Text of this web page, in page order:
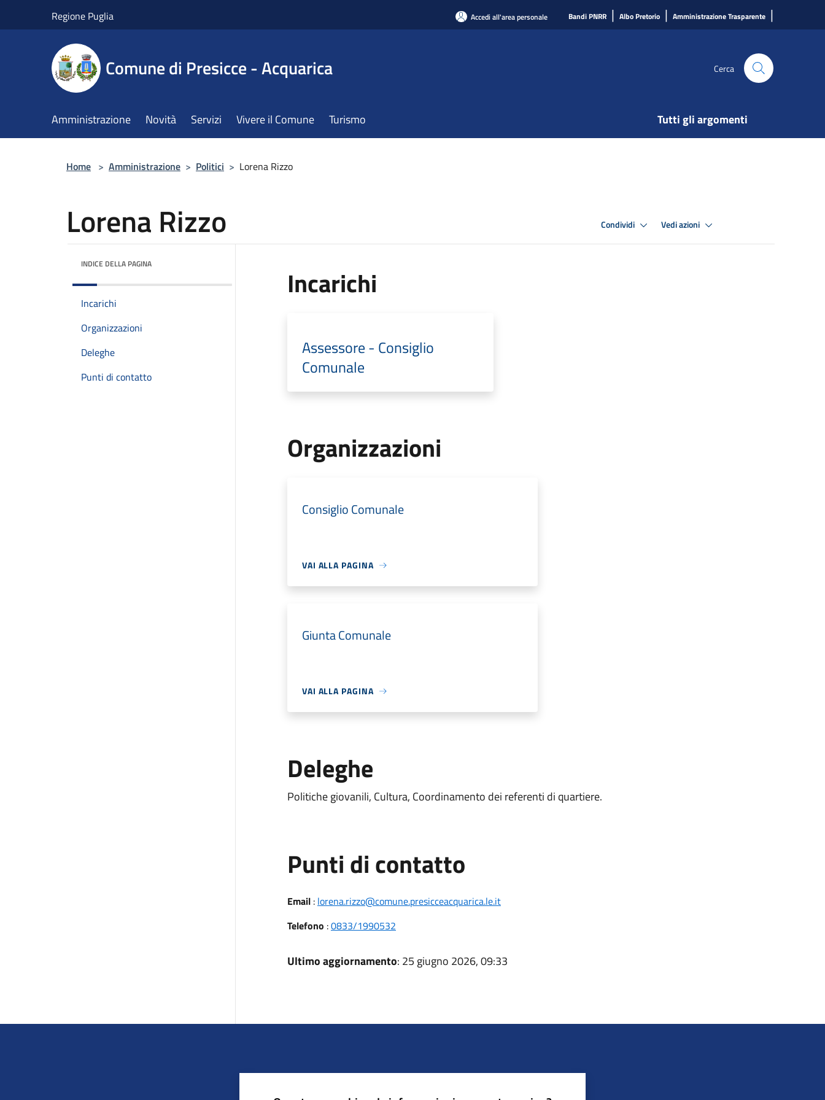
Regione Puglia Accedi all'area personale Bandi PNRR | Albo Pretorio | Amministrazione Trasparente |
Comune di Presicce - Acquarica Cerca
Amministrazione Novità Servizi Vivere il Comune Turismo Tutti gli argomenti
Home > Amministrazione > Politici > Lorena Rizzo
Lorena Rizzo Condividi Vedi azioni
INDICE DELLA PAGINA
Incarichi
Organizzazioni
Deleghe
Punti di contatto
Incarichi
Assessore - Consiglio
Comunale
Organizzazioni
Consiglio Comunale
VAI ALLA PAGINA
Giunta Comunale
VAI ALLA PAGINA
Deleghe
Politiche giovanili, Cultura, Coordinamento dei referenti di quartiere.
Punti di contatto
Email: lorena.rizzo@comune.presicceacquarica.le.it
Telefono :0833/1990532
Ultimo aggiornamento: 25 giugno 2026, 09:33